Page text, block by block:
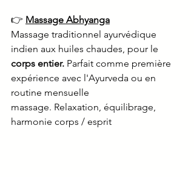
👉 Massage Abhyanga
Massage traditionnel ayurvédique
indien aux huiles chaudes, pour le
corps entier. Parfait comme première
expérience avec l'Ayurveda ou en
routine mensuelle
massage. Relaxation, équilibrage,
harmonie corps / esprit